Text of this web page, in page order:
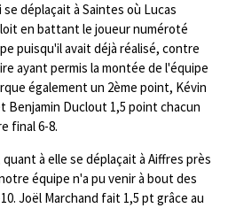
déplaçait à Saintes où Lucas
en battant le joueur numéroté
puisqu'il avait déjà réalisé, contre
ayant permis la montée de l'équipe
également un 2ème point, Kévin
Benjamin Duclout 1,5 point chacun
final 6-8.
à elle se déplaçait à Aiffres près
équipe n'a pu venir à bout des
Joël Marchand fait 1,5 pt grâce au